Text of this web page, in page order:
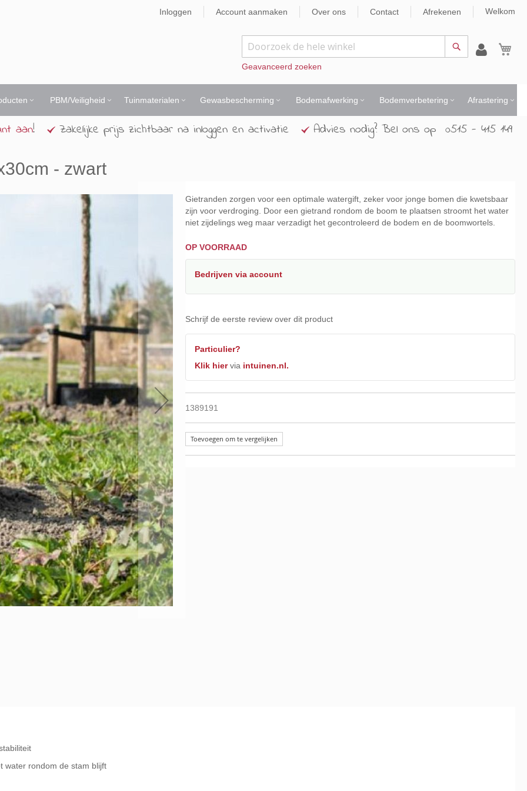
Inloggen Account aanmaken Over ons Contact Afrekenen Welkom
Zoek
Geavanceerd zoeken
PBM/Veiligheid Tuinmaterialen Gewasbescherming Bodemafwerking Bodemverbetering Afrastering
aan! Zakelijke prijs zichtbaar na inloggen en activatie Advies nodig? Bel ons op 0515 - 415 149
- zwart
Gietranden zorgen voor een optimale watergift, zeker voor jonge bomen die kwetsbaar
zijn voor verdroging. Door een gietrand rondom de boom te plaatsen stroomt het water
niet zijdelings weg maar verzadigt het gecontroleerd de bodem en de boomwortels.
OP VOORRAAD
Bedrijvenvia account
Schrijf de eerste review over dit product
Particulier?
Klik hiervia intuinen.nl.
1389191
Toevoegen om te vergelijken
water rondom de stam blijft